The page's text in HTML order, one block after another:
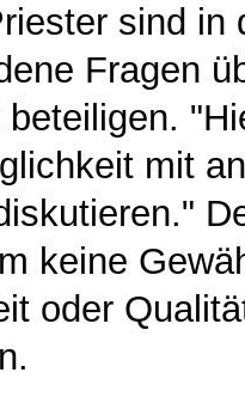
sind in
Fragen
mit
keine
oder